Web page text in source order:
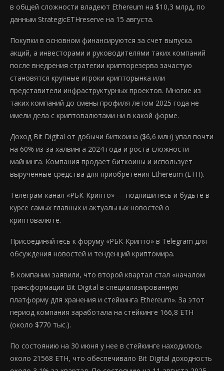
в общей сложности владеют Ethereum на $10,3 млрд, по
данным StrategicETHreserve на 15 августа.
Покупки в основном финансируются за счет выпуска
акций, а инвесторами и руководителями таких компаний
после внедрения стратегии крипторезерва зачастую
становятся крупные игроки крипторынка или
представители инфраструктурных проектов. Многие из
таких компаний до смены профиля летом 2025 года не
имели дела с криптовалютами ни в какой форме.
Доход Bit Digital от добычи биткоина ($6,6 млн) упал почти
на 60% из-за халвинга 2024 года и роста сложности
майнинга. Компания продает биткоины и использует
вырученные средства для приобретения Ethereum (ETH).
Телеграм-канал «РБК-Крипто» — подпишитесь и будьте в
курсе самых главных и актуальных новостей о
криптовалюте.
Присоединяйтесь к форуму «РБК-Крипто» в Telegram для
обсуждения новостей и тенденций криптомира.
В компании заявили, что второй квартал стал «началом
трансформации Bit Digital в специализированную
платформу для хранения и стейкинга Ethereum». За этот
период компания заработала на стейкинге 166,8 ETH
(около $770 тыс.).
По состоянию на 30 июня у нее в стейкинге находилось
около 21568 ETH, что обеспечивало Bit Digital доходность